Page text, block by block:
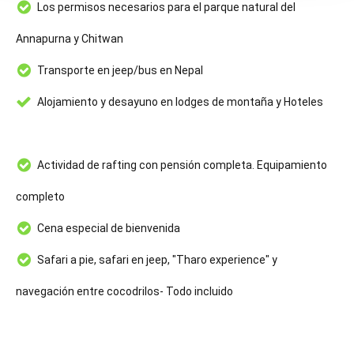
Los permisos necesarios para el parque natural del
Annapurna y Chitwan
Transporte en jeep/bus en Nepal
Alojamiento y desayuno en lodges de montaña y Hoteles
Actividad de rafting con pensión completa. Equipamiento
completo
Cena especial de bienvenida
Safari a pie, safari en jeep, "Tharo experience" y
navegación entre cocodrilos- Todo incluido